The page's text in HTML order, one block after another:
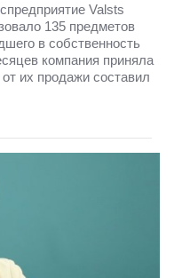
Valsts
135 предметов
в собственность
компания приняла
их продажи составил